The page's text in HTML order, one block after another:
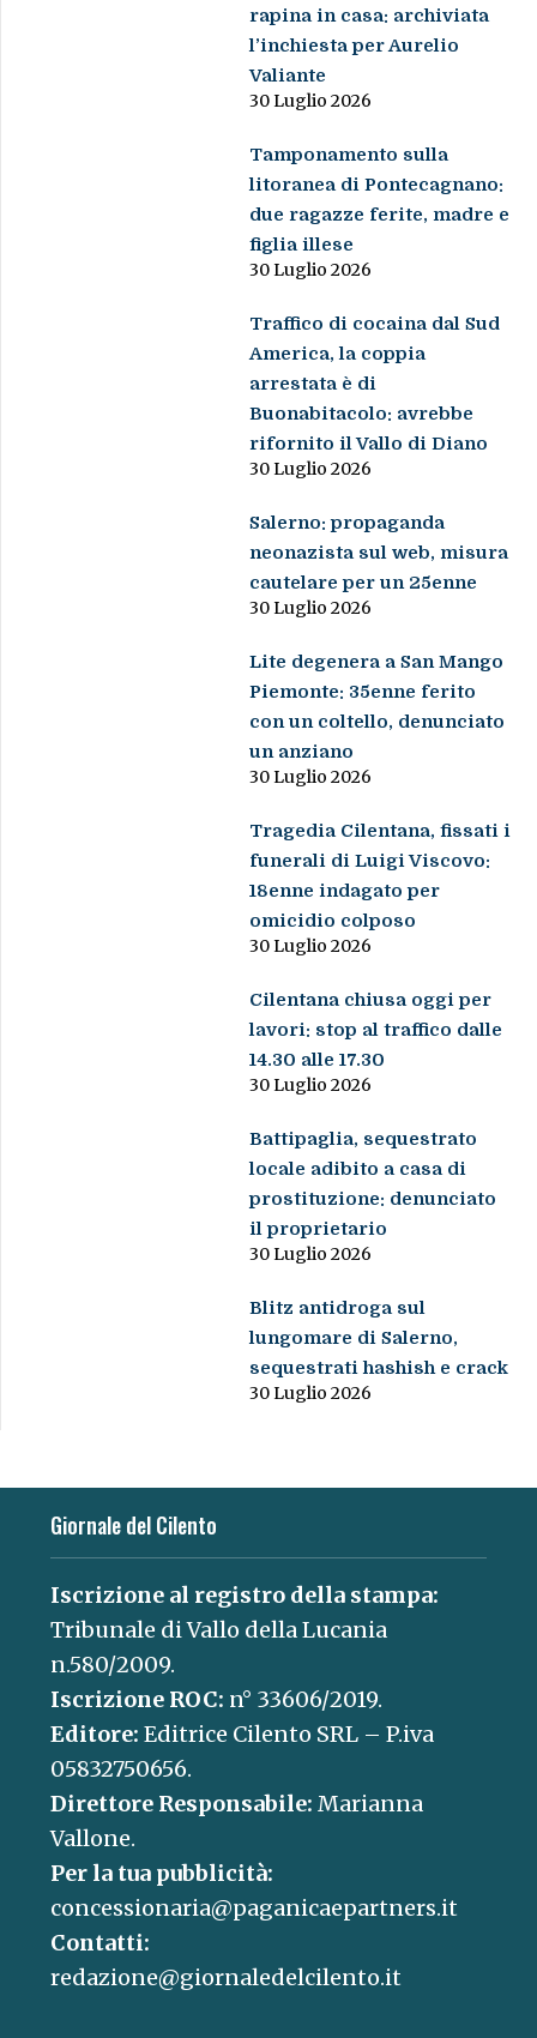
rapina in casa: archiviata
l’inchiesta per Aurelio
Valiante
30 Luglio 2026
Tamponamento sulla
litoranea di Pontecagnano:
due ragazze ferite, madre e
figlia illese
30 Luglio 2026
Traffico di cocaina dal Sud
America, la coppia
arrestata è di
Buonabitacolo: avrebbe
rifornito il Vallo di Diano
30 Luglio 2026
Salerno: propaganda
neonazista sul web, misura
cautelare per un 25enne
30 Luglio 2026
Lite degenera a San Mango
Piemonte: 35enne ferito
con un coltello, denunciato
un anziano
30 Luglio 2026
Tragedia Cilentana, fissati i
funerali di Luigi Viscovo:
18enne indagato per
omicidio colposo
30 Luglio 2026
Cilentana chiusa oggi per
lavori: stop al traffico dalle
14.30 alle 17.30
30 Luglio 2026
Battipaglia, sequestrato
locale adibito a casa di
prostituzione: denunciato
il proprietario
30 Luglio 2026
Blitz antidroga sul
lungomare di Salerno,
sequestrati hashish e crack
30 Luglio 2026
Giornale del Cilento
Iscrizione al registro della stampa:
Tribunale di Vallo della Lucania
n.580/2009.
Iscrizione ROC: n° 33606/2019.
Editore: Editrice Cilento SRL – P.iva
05832750656.
Direttore Responsabile: Marianna
Vallone.
Per la tua pubblicità:
concessionaria@paganicaepartners.it
Contatti:
redazione@giornaledelcilento.it